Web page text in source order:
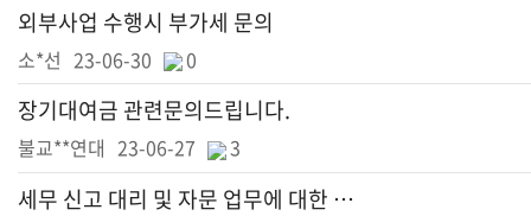
외부사업 수행시 부가세 문의
소*선 23-06-30 0
장기대여금 관련문의드립니다.
불교**연대 23-06-27 3
세무 신고 대리 및 자문 업무에 대한 비용 문의드립니다.